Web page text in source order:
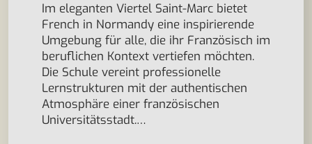
Im eleganten Viertel Saint-Marc bietet
French in Normandy eine inspirierende
Umgebung für alle, die ihr Französisch im
beruflichen Kontext vertiefen möchten.
Die Schule vereint professionelle
Lernstrukturen mit der authentischen
Atmosphäre einer französischen
Universitätsstadt.…